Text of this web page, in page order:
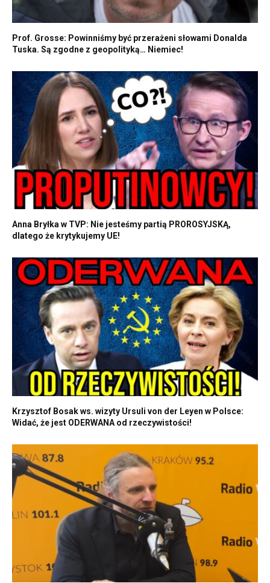
Prof. Grosse: Powinniśmy być przerażeni słowami Donalda
Tuska. Są zgodne z geopolityką… Niemiec!
Anna Bryłka w TVP: Nie jesteśmy partią PROROSYJSKĄ,
dlatego że krytykujemy UE!
Krzysztof Bosak ws. wizyty Ursuli von der Leyen w Polsce:
Widać, że jest ODERWANA od rzeczywistości!